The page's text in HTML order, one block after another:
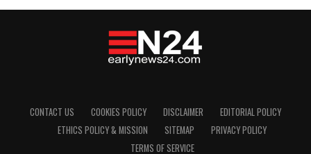
CONTACT US COOKIES POLICY DISCLAIMER
EDITORIAL POLICY
ETHICS POLICY & MISSION
SITEMAP
PRIVACY POLICY
TERMS OF SERVICE